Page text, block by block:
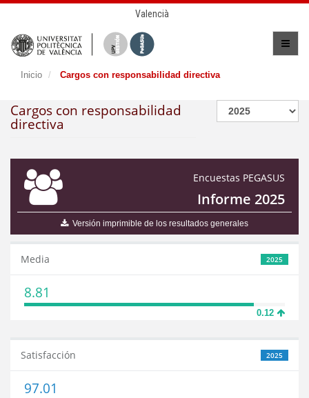
Valencià
Inicio Cargos con responsabilidad directiva
Cargos con responsabilidad
directiva
Encuestas PEGASUS
Informe 2025
Versión imprimible de los resultados generales
2025
Media
8.81
0.12
2025
Satisfacción
97.01